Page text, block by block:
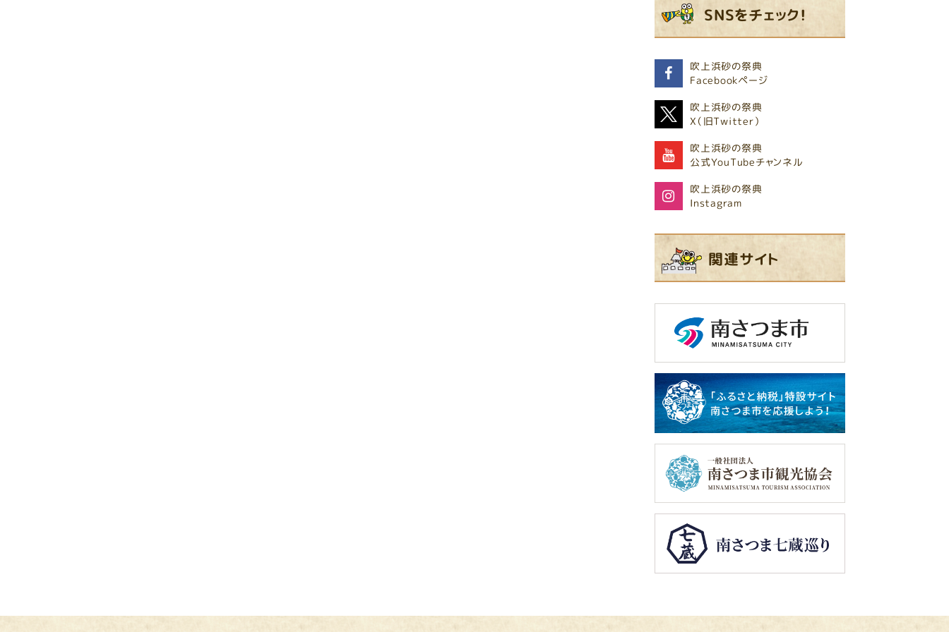
SNSをチェック！
吹上浜砂の祭典
Facebookページ
吹上浜砂の祭典
X（旧Twitter）
吹上浜砂の祭典
公式YouTubeチャンネル
吹上浜砂の祭典
Instagram
関連サイト